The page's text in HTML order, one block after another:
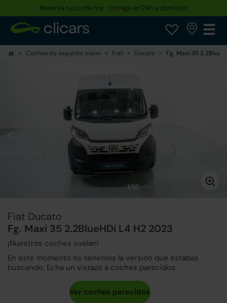
Reserva tu coche hoy · Entrega en 24h a domicilio
Coches de segunda mano Fiat Ducato Fg. Maxi 35
1/10
Fiat Ducato
Fg. Maxi 35 2.2BlueHDi L4 H2 2023
¡Nuestros coches vuelan!
En este momento no tenemos la versión que estabas
buscando. Echa un vistazo a coches parecidos.